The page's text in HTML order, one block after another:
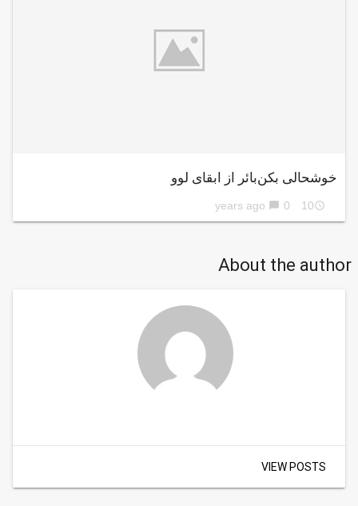
خوشحالی بکن‌بائر از ابقای لوو
access_time
10 years ago
chat_bubble 0
About the author
VIEW POSTS